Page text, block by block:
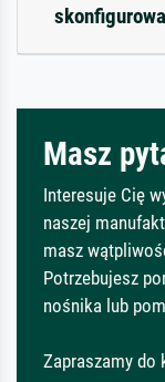
Masz
Interesuje Cię
naszej
masz
Potrzebujesz
nośnika lub
Zapraszamy do